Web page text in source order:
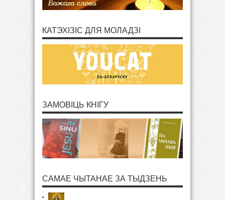
КАТЭХІЗІС ДЛЯ МОЛАДЗІ
ЗАМОВІЦЬ КНІГУ
САМАЕ ЧЫТАНАЕ ЗА ТЫДЗЕНЬ